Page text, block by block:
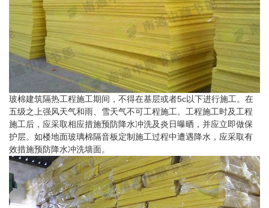
玻棉建筑隔热工程施工期间，不得在基层或者5c以下进行施工。在
五级之上强风天气和雨、雪天气不可工程施工。工程施工时及工程
施工后，应采取相应措施预防降水冲洗及炎日曝晒，并应立即做保
护层。如楼地面玻璃棉隔音板定制施工过程中遭遇降水，应采取有
效措施预防降水冲洗墙面。